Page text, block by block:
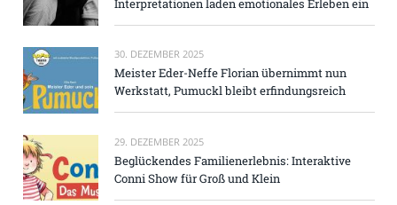
Interpretationen laden emotionales Erleben ein
30. DEZEMBER 2025
Meister Eder-Neffe Florian übernimmt nun
Werkstatt, Pumuckl bleibt erfindungsreich
29. DEZEMBER 2025
Beglückendes Familienerlebnis: Interaktive
Conni Show für Groß und Klein